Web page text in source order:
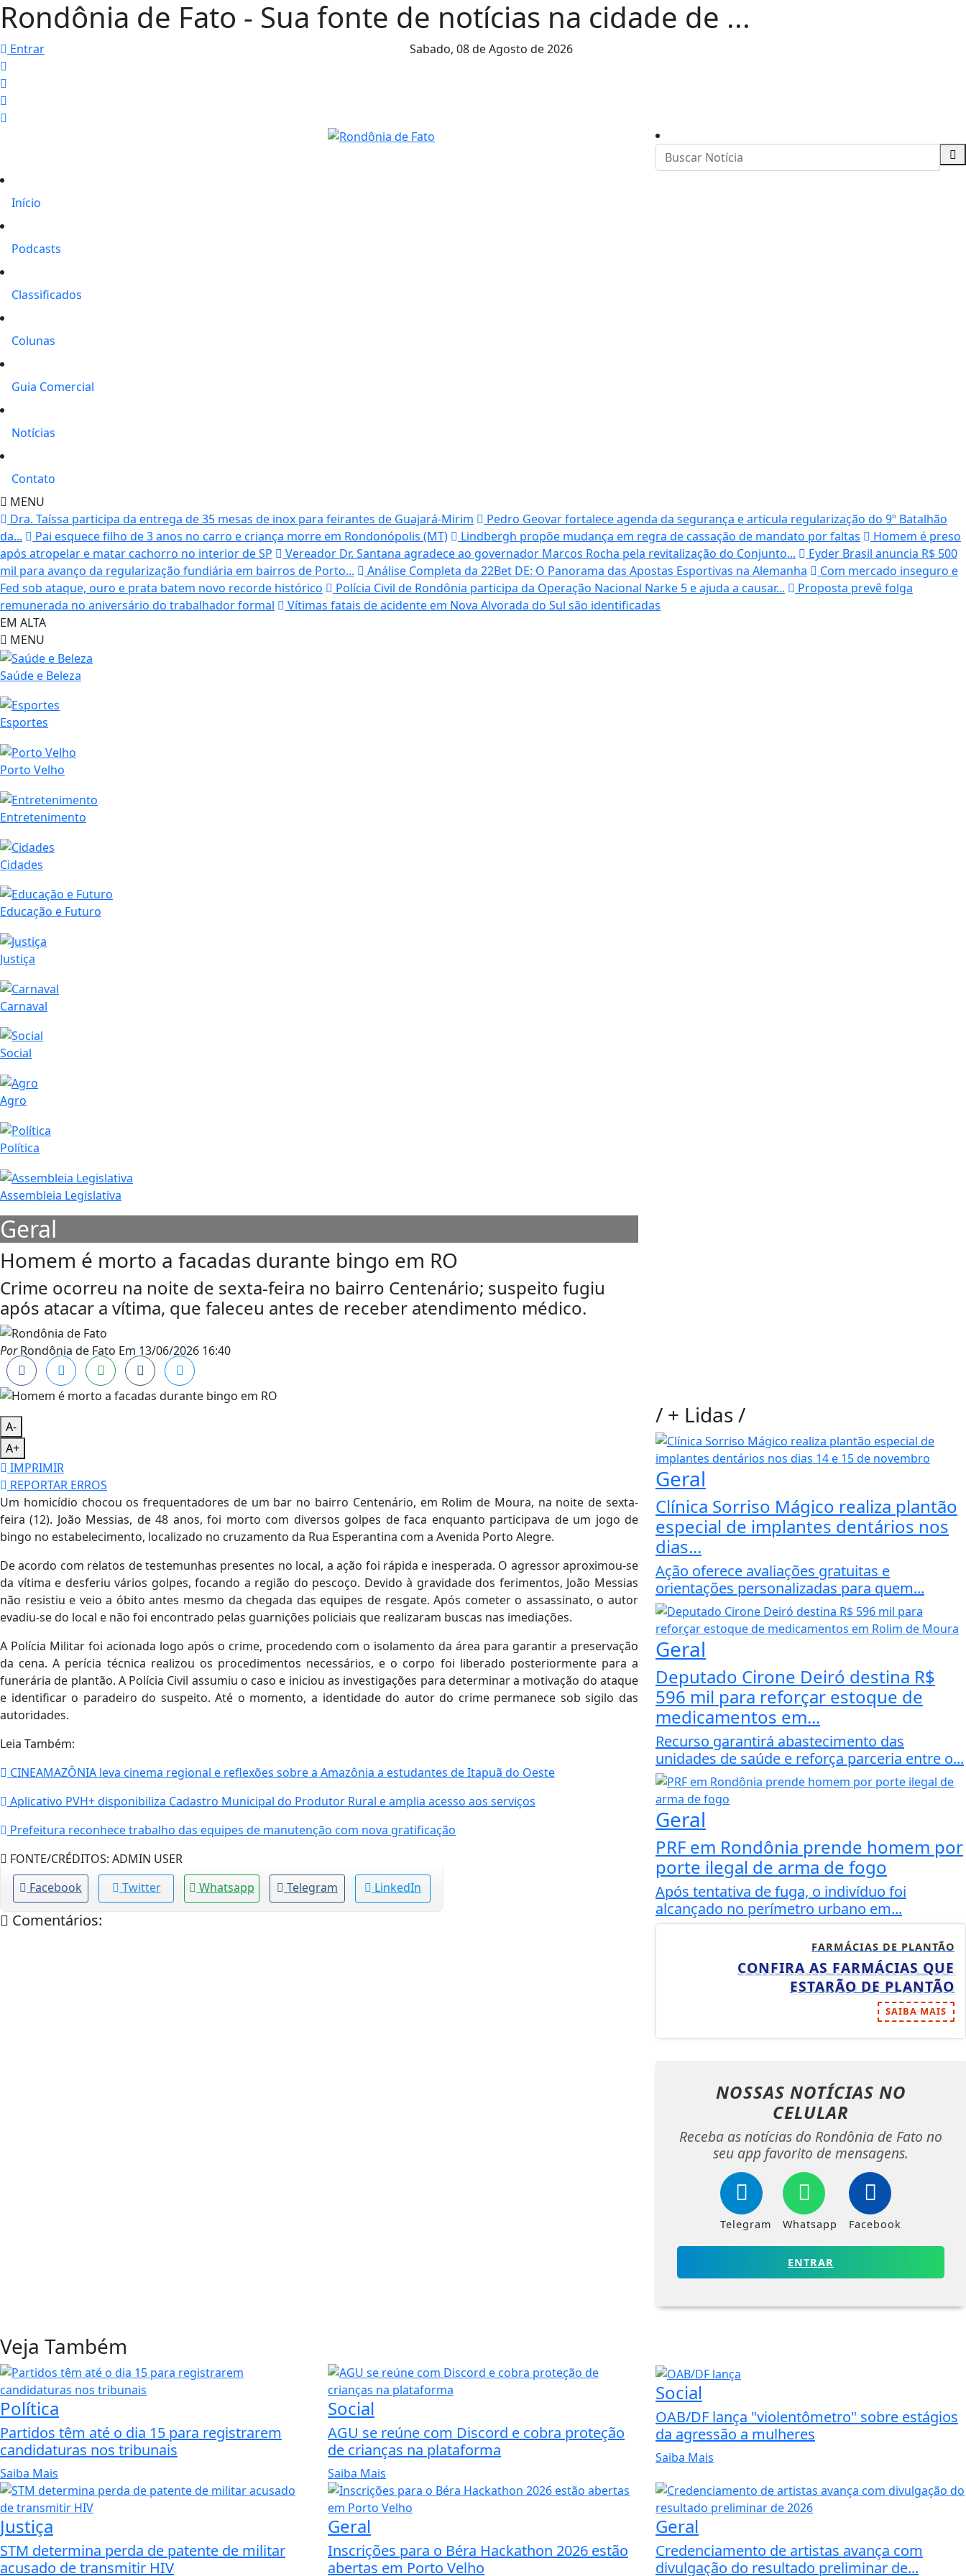
Rondônia de Fato - Sua fonte de notícias na cidade de ...
Entrar Sabado, 08 de Agosto de 2026
Início
Podcasts
Classificados
Colunas
Guia Comercial
Notícias
Contato
MENU
Dra. Taíssa participa da entrega de 35 mesas de inox para feirantes de Guajará-Mirim
Pedro Geovar fortalece agenda da segurança e articula regularização do 9º Batalhão
da...
Pai esquece filho de 3 anos no carro e criança morre em Rondonópolis (MT) Lindbergh propõe mudança em regra de cassação de mandato por faltas
Homem é preso
após atropelar e matar cachorro no interior de SP
Vereador Dr. Santana agradece ao governador Marcos Rocha pela revitalização do Conjunto...
Eyder Brasil anuncia R$ 500
mil para avanço da regularização fundiária em bairros de Porto...
Análise Completa da 22Bet DE: O Panorama das Apostas Esportivas na Alemanha
Com mercado inseguro e
Fed sob ataque, ouro e prata batem novo recorde histórico
Polícia Civil de Rondônia participa da Operação Nacional Narke 5 e ajuda a causar...
Proposta prevê folga
remunerada no aniversário do trabalhador formal
Vítimas fatais de acidente em Nova Alvorada do Sul são identificadas
EM ALTA
MENU
Saúde e Beleza
Esportes
Porto Velho
Entretenimento
Cidades
Educação e Futuro
Justiça
Carnaval
Social
Agro
Política
Assembleia Legislativa
Geral
Homem é morto a facadas durante bingo em RO
Crime ocorreu na noite de sexta-feira no bairro Centenário; suspeito fugiu
após atacar a vítima, que faleceu antes de receber atendimento médico.
PorRondônia de Fato Em 13/06/2026 16:40
A-
A+
IMPRIMIR
REPORTAR ERROS
Um homicídio chocou os frequentadores de um bar no bairro Centenário, em Rolim de Moura, na noite de sexta-
feira (12). João Messias, de 48 anos, foi morto com diversos golpes de faca enquanto participava de um jogo de
bingo no estabelecimento, localizado no cruzamento da Rua Esperantina com a Avenida Porto Alegre.
De acordo com relatos de testemunhas presentes no local, a ação foi rápida e inesperada. O agressor aproximou-se
da vítima e desferiu vários golpes, focando a região do pescoço. Devido à gravidade dos ferimentos, João Messias
não resistiu e veio a óbito antes mesmo da chegada das equipes de resgate. Após cometer o assassinato, o autor
evadiu-se do local e não foi encontrado pelas guarnições policiais que realizaram buscas nas imediações.
A Polícia Militar foi acionada logo após o crime, procedendo com o isolamento da área para garantir a preservação
da cena. A perícia técnica realizou os procedimentos necessários, e o corpo foi liberado posteriormente para a
funerária de plantão. A Polícia Civil assumiu o caso e iniciou as investigações para determinar a motivação do ataque
e identificar o paradeiro do suspeito. Até o momento, a identidade do autor do crime permanece sob sigilo das
autoridades.
Leia Também:
CINEAMAZÔNIA leva cinema regional e reflexões sobre a Amazônia a estudantes de Itapuã do Oeste
Aplicativo PVH+ disponibiliza Cadastro Municipal do Produtor Rural e amplia acesso aos serviços
Prefeitura reconhece trabalho das equipes de manutenção com nova gratificação
FONTE/CRÉDITOS: ADMIN USER
Facebook
Twitter Whatsapp Telegram LinkedIn
Comentários:
/ + Lidas/
Geral
Clínica Sorriso Mágico realiza plantão
especial de implantes dentários nos
dias...
Ação oferece avaliações gratuitas e
orientações personalizadas para quem...
Geral
Deputado Cirone Deiró destina R$
596 mil para reforçar estoque de
medicamentos em...
Recurso garantirá abastecimento das
unidades de saúde e reforça parceria entre o...
Geral
PRF em Rondônia prende homem por
porte ilegal de arma de fogo
Após tentativa de fuga, o indivíduo foi
alcançado no perímetro urbano em...
FARMÁCIAS DE PLANTÃO
CONFIRA AS FARMÁCIAS QUE
ESTARÃO DE PLANTÃO
SAIBA MAIS
NOSSAS NOTÍCIAS NO
CELULAR
Receba as notícias do Rondônia de Fato no
seu app favorito de mensagens.
Telegram Whatsapp Facebook
ENTRAR
Veja Também
Política
Partidos têm até o dia 15 para registrarem
candidaturas nos tribunais
Saiba Mais
Social
AGU se reúne com Discord e cobra proteção
de crianças na plataforma
Saiba Mais
Social
OAB/DF lança "violentômetro" sobre estágios
da agressão a mulheres
Saiba Mais
Justiça
STM determina perda de patente de militar
acusado de transmitir HIV
Geral
Inscrições para o Béra Hackathon 2026 estão
abertas em Porto Velho
Geral
Credenciamento de artistas avança com
divulgação do resultado preliminar de...